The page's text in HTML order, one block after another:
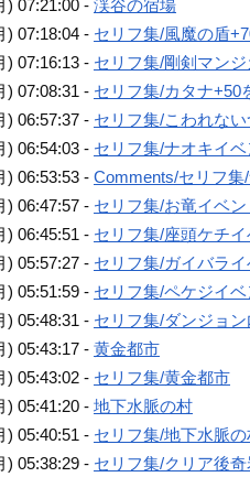
) 07:21:00 -渓谷の宿場
) 07:18:04 - セリフ集/風魔の盾
) 07:16:13 - セリフ集/剛剣マン
) 07:08:31 - セリフ集/カタナ+50
) 06:57:37 - セリフ集/こわれな
) 06:54:03 - セリフ集/ナオキイベ
) 06:53:53 -Comments/セリフ集
) 06:47:57 - セリフ集/お竜イベン
) 06:45:51 - セリフ集/座頭ケチイ
) 05:57:27 - セリフ集/ガイバライ
) 05:51:59 - セリフ集/ペケジイベ
) 05:48:31 - セリフ集/ダンジョ
) 05:43:17 -黄金都市
) 05:43:02 - セリフ集/黄金都市
) 05:41:20 -地下水脈の村
) 05:40:51 - セリフ集/地下水脈の
) 05:38:29 - セリフ集/クリア後奇